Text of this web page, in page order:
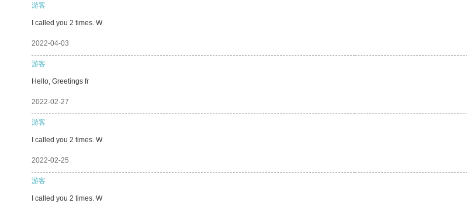
游客
I called you 2 times. W
2022-04-03
游客
Hello, Greetings fr
2022-02-27
游客
I called you 2 times. W
2022-02-25
游客
I called you 2 times. W